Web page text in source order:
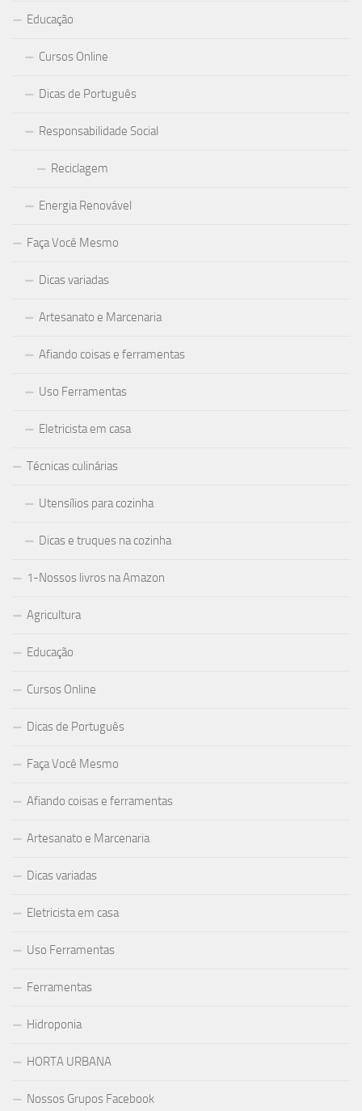
Educação
Cursos Online
Dicas de Português
Responsabilidade Social
Reciclagem
Energia Renovável
Faça Você Mesmo
Dicas variadas
Artesanato e Marcenaria
Afiando coisas e ferramentas
Uso Ferramentas
Eletricista em casa
Técnicas culinárias
Utensílios para cozinha
Dicas e truques na cozinha
1-Nossos livros na Amazon
Agricultura
Educação
Cursos Online
Dicas de Português
Faça Você Mesmo
Afiando coisas e ferramentas
Artesanato e Marcenaria
Dicas variadas
Eletricista em casa
Uso Ferramentas
Ferramentas
Hidroponia
HORTA URBANA
Nossos Grupos Facebook